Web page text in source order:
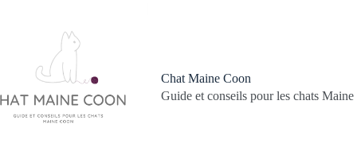
Chat Maine Coon
Guide et conseils pour les chats